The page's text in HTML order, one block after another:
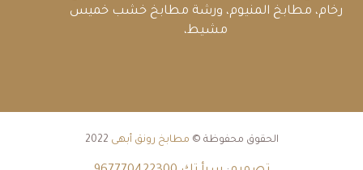
رخام، مطابخ المنيوم، ورشة مطابخ خشب خميس
مشيط،
الحقوق محفوظة © مطابخ رونق أبهى